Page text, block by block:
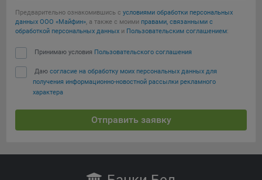
Предварительно ознакомившись с условиями обработки персональных
данных ООО «Майфин», а также с моими правами, связанными с
обработкой персональных данных и Пользовательским соглашением:
Принимаю условия Пользовательского соглашения
Даю согласие на обработку моих персональных данных для
получения информационно-новостной рассылки рекламного
характера
Отправить заявку